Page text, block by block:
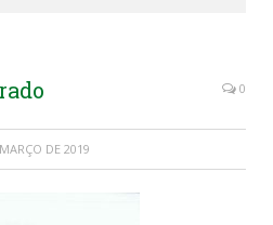
0
DE 2019